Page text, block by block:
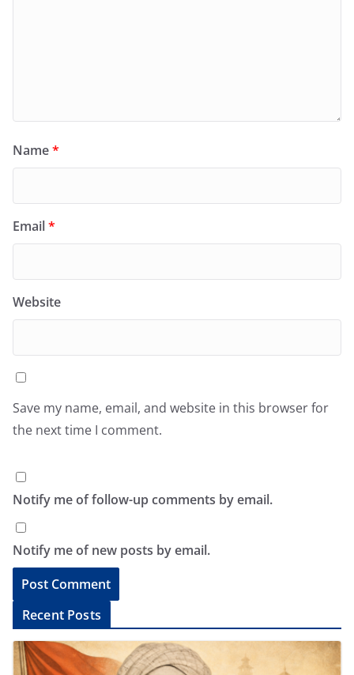
Name*
Email*
Website
Save my name, email, and website in this browser for
the next time I comment.
Notify me of follow-up comments by email.
Notify me of new posts by email.
l
Recent Posts